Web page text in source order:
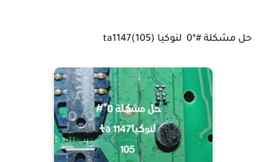
حل مشكلة #*0 لنوكيا ta1147(105)